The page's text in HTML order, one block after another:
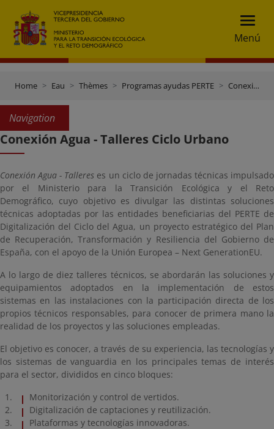
Menú
Home Eau Thèmes Programas ayudas PERTE Conexión Agua - Talleres Ciclo Urbano
Navigation
Conexión Agua - Talleres Ciclo Urbano
Conexión Agua - Talleres es un ciclo de jornadas técnicas impulsado
por el Ministerio para la Transición Ecológica y el Reto
Demográfico, cuyo objetivo es divulgar las distintas soluciones
técnicas adoptadas por las entidades beneficiarias del PERTE de
Digitalización del Ciclo del Agua, un proyecto estratégico del Plan
de Recuperación, Transformación y Resiliencia del Gobierno de
España, con el apoyo de la Unión Europea – Next GenerationEU.
A lo largo de diez talleres técnicos, se abordarán las soluciones y
equipamientos adoptados en la implementación de estos
sistemas en las instalaciones con la participación directa de los
propios técnicos responsables, para conocer de primera mano la
realidad de los proyectos y las soluciones empleadas.
El objetivo es conocer, a través de su experiencia, las tecnologías y
los sistemas de vanguardia en los principales temas de interés
para el sector, divididos en cinco bloques:
Monitorización y control de vertidos.
Digitalización de captaciones y reutilización.
Plataformas y tecnologías innovadoras.